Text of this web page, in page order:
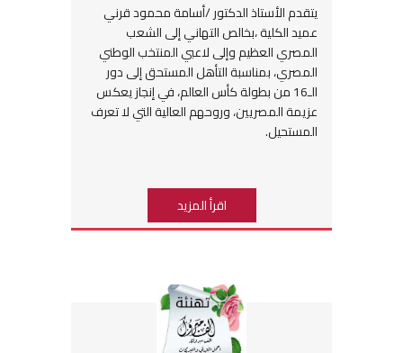
يتقدم الأستاذ الدكتور /أسامة محمود قرني
عميد الكلية ،بخالص التهاني إلى الشعب
المصري العظيم وإلى لاعبي المنتخب الوطني
المصري، بمناسبة التأهل المستحق إلى دور
الـ16 من بطولة كأس العالم، في إنجاز يعكس
عزيمة المصريين، وروحهم العالية التي لا تعرف
المستحيل.
اقرأ المزيد